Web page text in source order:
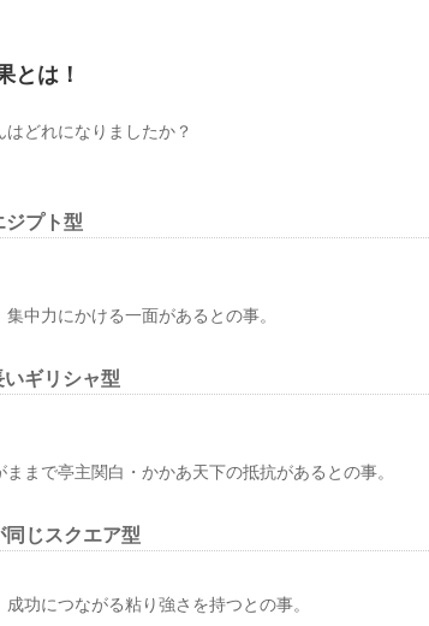
とは！
どれになりましたか？
ジプト型
中力にかける一面があるとの事。
いギリシャ型
まで亭主関白・かかあ天下の抵抗があるとの事。
同じスクエア型
功につながる粘り強さを持つとの事。